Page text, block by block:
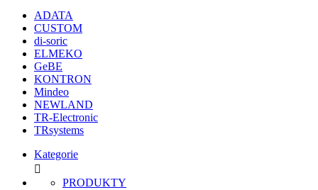
ADATA
CUSTOM
di-soric
ELMEKO
GeBE
KONTRON
Mindeo
NEWLAND
TR-Electronic
TRsystems
Kategorie

PRODUKTY